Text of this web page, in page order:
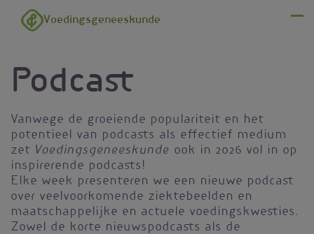
Overslaan en naar de inhoud gaan
Voedingsgeneeskunde
Podcast
Vanwege de groeiende populariteit en het
potentieel van podcasts als effectief medium
zet Voedingsgeneeskunde ook in 2026 vol in op
inspirerende podcasts!
Elke week presenteren we een nieuwe podcast
over veelvoorkomende ziektebeelden en
maatschappelijke en actuele voedingskwesties.
Zowel de korte nieuwspodcasts als de